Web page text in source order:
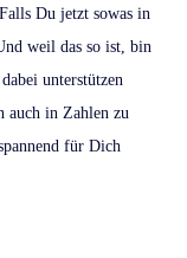
Falls Du jetzt sowas in
weil das so ist, bin
unterstützen
auch in Zahlen zu
für Dich